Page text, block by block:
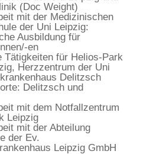
(Doc Weight)
mit der Medizinischen
der Uni Leipzig:
Ausbildung für
en
Tätigkeiten für Helios-Park
Herzzentrum der Uni
Delitzsch
Delitzsch und
mit dem Notfallzentrum
Leipzig
mit der Abteilung
der Ev.
Leipzig GmbH